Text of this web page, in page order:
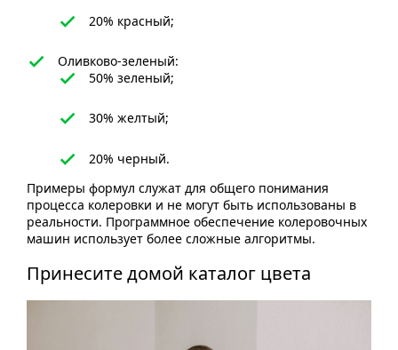
20% красный;
Оливково-зеленый:
50% зеленый;
30% желтый;
20% черный.
Примеры формул служат для общего понимания
процесса колеровки и не могут быть использованы в
реальности. Программное обеспечение колеровочных
машин использует более сложные алгоритмы.
Принесите домой каталог цвета